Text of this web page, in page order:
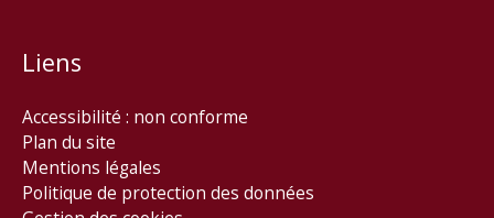
Liens
Accessibilité : non conforme
Plan du site
Mentions légales
Politique de protection des données